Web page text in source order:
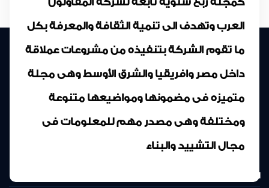
كمجلة ربع سنوية تابعة لشركة المقاولون
العرب وتهدف الى تنمية الثقافة والمعرفة بكل
ما تقوم الشركة بتنفيذه من مشروعات عملاقة
داخل مصر وافريقيا والشرق الأوسط وهى مجلة
متميزه فى مضمونها ومواضيعها متنوعة
ومختلفة وهى مصدر مهم للمعلومات فى
مجال التشييد والبناء